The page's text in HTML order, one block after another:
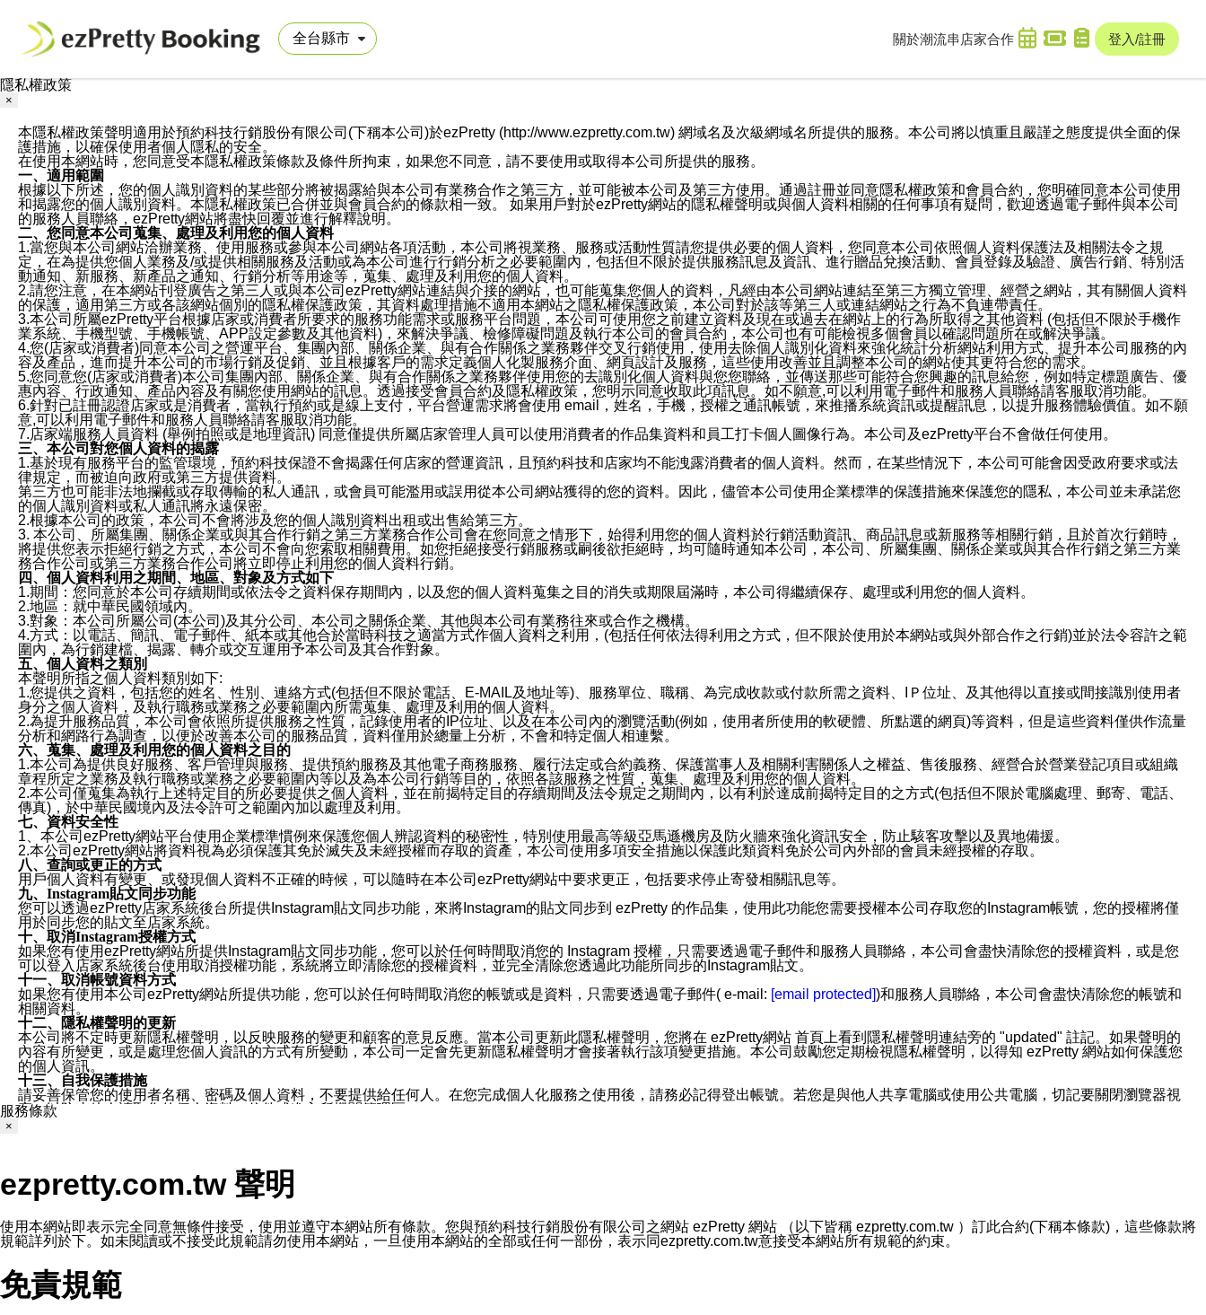
關於潮流串 店家合作 登入/註冊
隱私權政策
×
本隱私權政策聲明適用於預約科技行銷股份有限公司(下稱本公司)於ezPretty (http://www.ezpretty.com.tw) 網域名及次級網域名所提供的服務。本公司將以慎重且嚴謹之態度提供全面的保
護措施，以確保使用者個人隱私的安全。
在使用本網站時，您同意受本隱私權政策條款及條件所拘束，如果您不同意，請不要使用或取得本公司所提供的服務。
一、適用範圍
根據以下所述，您的個人識別資料的某些部分將被揭露給與本公司有業務合作之第三方，並可能被本公司及第三方使用。通過註冊並同意隱私權政策和會員合約，您明確同意本公司使用
和揭露您的個人識別資料。本隱私權政策已合併並與會員合約的條款相一致。 如果用戶對於ezPretty網站的隱私權聲明或與個人資料相關的任何事項有疑問，歡迎透過電子郵件與本公司
的服務人員聯絡，ezPretty網站將盡快回覆並進行解釋說明。
二、您同意本公司蒐集、處理及利用您的個人資料
1.當您與本公司網站洽辦業務、使用服務或參與本公司網站各項活動，本公司將視業務、服務或活動性質請您提供必要的個人資料，您同意本公司依照個人資料保護法及相關法令之規
定，在為提供您個人業務及/或提供相關服務及活動或為本公司進行行銷分析之必要範圍內，包括但不限於提供服務訊息及資訊、進行贈品兌換活動、會員登錄及驗證、廣告行銷、特別活
動通知、新服務、新產品之通知、行銷分析等用途等，蒐集、處理及利用您的個人資料。
2.請您注意，在本網站刊登廣告之第三人或與本公司ezPretty網站連結與介接的網站，也可能蒐集您個人的資料，凡經由本公司網站連結至第三方獨立管理、經營之網站，其有關個人資料
的保護，適用第三方或各該網站個別的隱私權保護政策，其資料處理措施不適用本網站之隱私權保護政策，本公司對於該等第三人或連結網站之行為不負連帶責任。
3.本公司所屬ezPretty平台根據店家或消費者所要求的服務功能需求或服務平台問題，本公司可使用您之前建立資料及現在或過去在網站上的行為所取得之其他資料 (包括但不限於手機作
業系統、手機型號、手機帳號、APP設定參數及其他資料)，來解決爭議、檢修障礙問題及執行本公司的會員合約，本公司也有可能檢視多個會員以確認問題所在或解決爭議。
4.您(店家或消費者)同意本公司之營運平台、集團內部、關係企業、與有合作關係之業務夥伴交叉行銷使用，使用去除個人識別化資料來強化統計分析網站利用方式、提升本公司服務的內
容及產品，進而提升本公司的市場行銷及促銷、並且根據客戶的需求定義個人化製服務介面、網頁設計及服務，這些使用改善並且調整本公司的網站使其更符合您的需求。
5.您同意您(店家或消費者)本公司集團內部、關係企業、與有合作關係之業務夥伴使用您的去識別化個人資料與您您聯絡，並傳送那些可能符合您興趣的訊息給您，例如特定標題廣告、優
惠內容、行政通知、產品內容及有關您使用網站的訊息。透過接受會員合約及隱私權政策，您明示同意收取此項訊息。如不願意,可以利用電子郵件和服務人員聯絡請客服取消功能。
6.針對已註冊認證店家或是消費者，當執行預約或是線上支付，平台營運需求將會使用 email，姓名，手機，授權之通訊帳號，來推播系統資訊或提醒訊息，以提升服務體驗價值。如不願
意,可以利用電子郵件和服務人員聯絡請客服取消功能。
7.店家端服務人員資料 (舉例拍照或是地理資訊) 同意僅提供所屬店家管理人員可以使用消費者的作品集資料和員工打卡個人圖像行為。本公司及ezPretty平台不會做任何使用。
三、本公司對您個人資料的揭露
1.基於現有服務平台的監管環境，預約科技保證不會揭露任何店家的營運資訊，且預約科技和店家均不能洩露消費者的個人資料。然而，在某些情況下，本公司可能會因受政府要求或法
律規定，而被迫向政府或第三方提供資料。
第三方也可能非法地攔截或存取傳輸的私人通訊，或會員可能濫用或誤用從本公司網站獲得的您的資料。因此，儘管本公司使用企業標準的保護措施來保護您的隱私，本公司並未承諾您
的個人識別資料或私人通訊將永遠保密。
2.根據本公司的政策，本公司不會將涉及您的個人識別資料出租或出售給第三方。
3. 本公司、所屬集團、關係企業或與其合作行銷之第三方業務合作公司會在您同意之情形下，始得利用您的個人資料於行銷活動資訊、商品訊息或新服務等相關行銷，且於首次行銷時，
將提供您表示拒絕行銷之方式，本公司不會向您索取相關費用。如您拒絕接受行銷服務或嗣後欲拒絕時，均可隨時通知本公司，本公司、所屬集團、關係企業或與其合作行銷之第三方業
務合作公司或第三方業務合作公司將立即停止利用您的個人資料行銷。
四、個人資料利用之期間、地區、對象及方式如下
1.期間：您同意於本公司存續期間或依法令之資料保存期間內，以及您的個人資料蒐集之目的消失或期限屆滿時，本公司得繼續保存、處理或利用您的個人資料。
2.地區：就中華民國領域內。
3.對象：本公司所屬公司(本公司)及其分公司、本公司之關係企業、其他與本公司有業務往來或合作之機構。
4.方式：以電話、簡訊、電子郵件、紙本或其他合於當時科技之適當方式作個人資料之利用，(包括任何依法得利用之方式，但不限於使用於本網站或與外部合作之行銷)並於法令容許之範
圍內，為行銷建檔、揭露、轉介或交互運用予本公司及其合作對象。
五、個人資料之類別
本聲明所指之個人資料類別如下:
1.您提供之資料，包括您的姓名、性別、連絡方式(包括但不限於電話、E-MAIL及地址等)、服務單位、職稱、為完成收款或付款所需之資料、IＰ位址、及其他得以直接或間接識別使用者
身分之個人資料，及執行職務或業務之必要範圍內所需蒐集、處理及利用的個人資料。
2.為提升服務品質，本公司會依照所提供服務之性質，記錄使用者的IP位址、以及在本公司內的瀏覽活動(例如，使用者所使用的軟硬體、所點選的網頁)等資料，但是這些資料僅供作流量
分析和網路行為調查，以便於改善本公司的服務品質，資料僅用於總量上分析，不會和特定個人相連繫。
六、蒐集、處理及利用您的個人資料之目的
1.本公司為提供良好服務、客戶管理與服務、提供預約服務及其他電子商務服務、履行法定或合約義務、保護當事人及相關利害關係人之權益、售後服務、經營合於營業登記項目或組織
章程所定之業務及執行職務或業務之必要範圍內等以及為本公司行銷等目的，依照各該服務之性質，蒐集、處理及利用您的個人資料。
2.本公司僅蒐集為執行上述特定目的所必要提供之個人資料，並在前揭特定目的存續期間及法令規定之期間內，以有利於達成前揭特定目的之方式(包括但不限於電腦處理、郵寄、電話、
傳真)，於中華民國境內及法令許可之範圍內加以處理及利用。
七、資料安全性
1、本公司ezPretty網站平台使用企業標準慣例來保護您個人辨認資料的秘密性，特別使用最高等級亞馬遜機房及防火牆來強化資訊安全，防止駭客攻擊以及異地備援。
2.本公司ezPretty網站將資料視為必須保護其免於滅失及未經授權而存取的資產，本公司使用多項安全措施以保護此類資料免於公司內外部的會員未經授權的存取。
八、查詢或更正的方式
用戶個人資料有變更、或發現個人資料不正確的時候，可以隨時在本公司ezPretty網站中要求更正，包括要求停止寄發相關訊息等。
九、Instagram貼文同步功能
您可以透過ezPretty店家系統後台所提供Instagram貼文同步功能，來將Instagram的貼文同步到 ezPretty 的作品集，使用此功能您需要授權本公司存取您的Instagram帳號，您的授權將僅
用於同步您的貼文至店家系統。
十、取消Instagram授權方式
如果您有使用ezPretty網站所提供Instagram貼文同步功能，您可以於任何時間取消您的 Instagram 授權，只需要透過電子郵件和服務人員聯絡，本公司會盡快清除您的授權資料，或是您
可以登入店家系統後台使用取消授權功能，系統將立即清除您的授權資料，並完全清除您透過此功能所同步的Instagram貼文。
十一、取消帳號資料方式
如果您有使用本公司ezPretty網站所提供功能，您可以於任何時間取消您的帳號或是資料，只需要透過電子郵件( e-mail: [email protected])和服務人員聯絡，本公司會盡快清除您的帳號和
相關資料。
十二、隱私權聲明的更新
本公司將不定時更新隱私權聲明，以反映服務的變更和顧客的意見反應。當本公司更新此隱私權聲明，您將在 ezPretty網站 首頁上看到隱私權聲明連結旁的 "updated" 註記。如果聲明的
內容有所變更，或是處理您個人資訊的方式有所變動，本公司一定會先更新隱私權聲明才會接著執行該項變更措施。本公司鼓勵您定期檢視隱私權聲明，以得知 ezPretty 網站如何保護您
的個人資訊。
十三、自我保護措施
請妥善保管您的使用者名稱、密碼及個人資料，不要提供給任何人。在您完成個人化服務之使用後，請務必記得登出帳號。若您是與他人共享電腦或使用公共電腦，切記要關閉瀏覽器視
窗，以防止他人讀取您的個人資料、信件或進入所機關管理區。
本公司/本服務將以通知型訊息傳送重要訊息給您。即使未加入本公司/本服務好友，您仍可接收到通知型訊息。
本公司/本服務傳送之通知型訊息以對您有效且重要的訊息為限，以廣告或其他目的的訊息皆不會被傳送。滿足以下三個條件者，將可收到通知型訊息。
2.該 LINE 帳號已在 LINE APP 設定中，同意接收通知型訊息。
3.LINE 帳號未封鎖傳送訊息之 LINE 官方帳號。
欲變更通知型訊息的設定，操作如下：
1.點選「主頁」＞「設定」
2.點選「隱私設定」
3.點選「提供使用資料」
服務條款
×
ezpretty.com.tw 聲明
使用本網站即表示完全同意無條件接受，使用並遵守本網站所有條款。您與預約科技行銷股份有限公司之網站 ezPretty 網站 （以下皆稱 ezpretty.com.tw ）訂此合約(下稱本條款)，這些條款將
規範詳列於下。如未閱讀或不接受此規範請勿使用本網站，一旦使用本網站的全部或任何一部份，表示同ezpretty.com.tw意接受本網站所有規範的約束。
免責規範